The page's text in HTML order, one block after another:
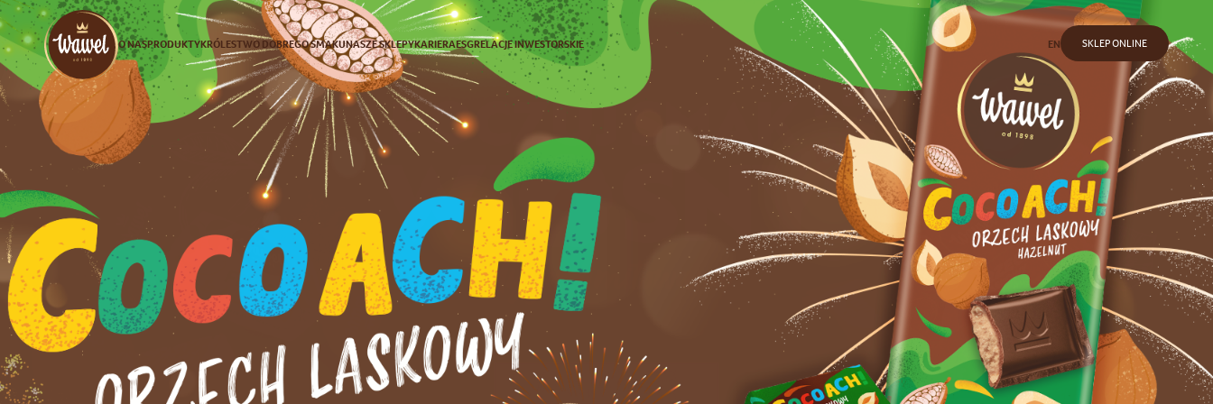
O NASPRODUKTYKRÓLESTWO DOBREGO SMAKUNASZE SKLEPYKARIERAESGRELACJE INWESTORSKIE EN SKLEP ONLINE